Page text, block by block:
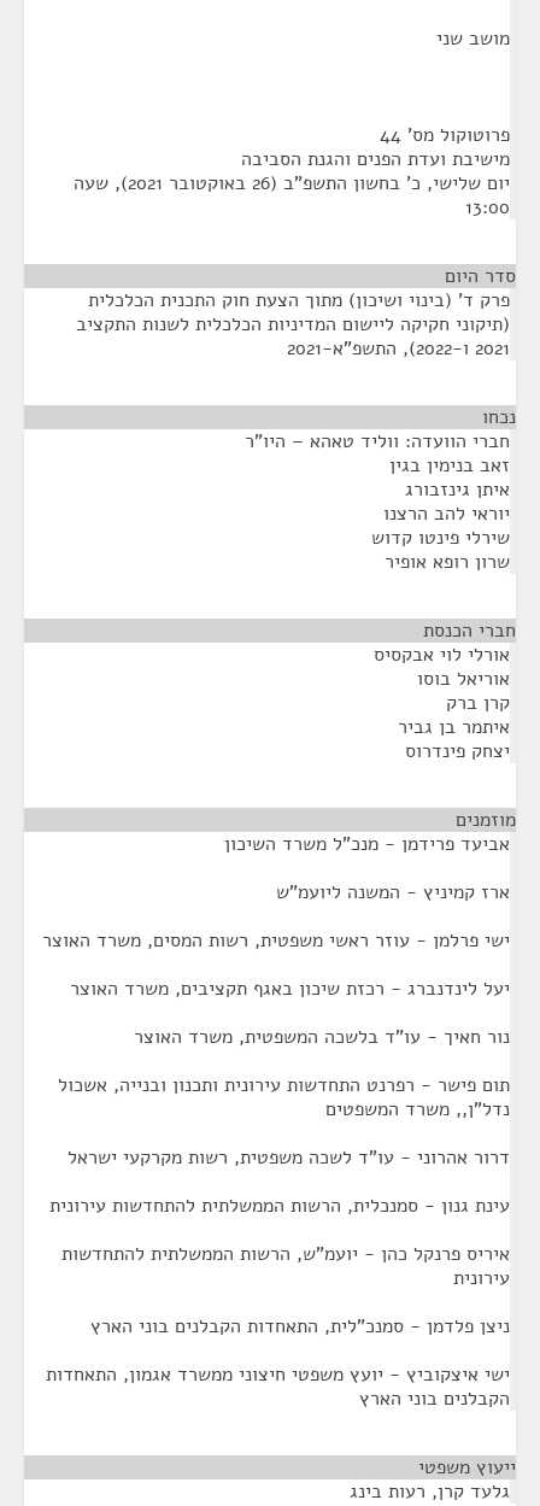
מושב שני
פרוטוקול מס' 44
מישיבת ועדת הפנים והגנת הסביבה
יום שלישי, כ' בחשון התשפ"ב (26 באוקטובר 2021), שעה
13:00
סדר היום
פרק ד' (בינוי ושיכון) מתוך הצעת חוק התכנית הכלכלית
(תיקוני חקיקה ליישום המדיניות הכלכלית לשנות התקציב
2021 ו-2022), התשפ"א-2021
נכחו
חברי הוועדה: ווליד טאהא – היו"ר
זאב בנימין בגין
איתן גינזבורג
יוראי להב הרצנו
שירלי פינטו קדוש
שרון רופא אופיר
חברי הכנסת
אורלי לוי אבקסיס
אוריאל בוסו
קרן ברק
איתמר בן גביר
יצחק פינדרוס
מוזמנים
אביעד פרידמן - מנכ"ל משרד השיכון
ארז קמיניץ - המשנה ליועמ"ש
ישי פרלמן - עוזר ראשי משפטית, רשות המסים, משרד האוצר
יעל לינדנברג - רכזת שיכון באגף תקציבים, משרד האוצר
נור חאיך - עו"ד בלשכה המשפטית, משרד האוצר
תום פישר - רפרנט התחדשות עירונית ותכנון ובנייה, אשכול
נדל"ן,, משרד המשפטים
דרור אהרוני - עו"ד לשכה משפטית, רשות מקרקעי ישראל
עינת גנון - סמנכלית, הרשות הממשלתית להתחדשות עירונית
איריס פרנקל כהן - יועמ"ש, הרשות הממשלתית להתחדשות
עירונית
ניצן פלדמן - סמנכ"לית, התאחדות הקבלנים בוני הארץ
ישי איצקוביץ - יועץ משפטי חיצוני ממשרד אגמון, התאחדות
הקבלנים בוני הארץ
ייעוץ משפטי
גלעד קרן, רעות בינג